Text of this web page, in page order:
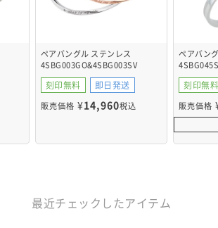
ペアバングル ステンレス
4SBG003GO&4SBG003SV
刻印無料 即日発送
販売価格 ¥14,960税込
ペアバン
刻印無料
販売価格
最近チェックしたアイテム